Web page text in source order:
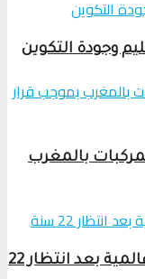
وجودة التكوين
بالمغرب
عماد بوشجدة يهدي المغرب ذهبية عالمية بعد انتظار 22